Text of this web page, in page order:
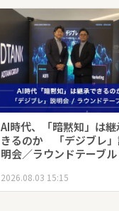
教育
エ
スポ
地域
キー
AI時代、「暗黙知」は継
きるのか 「デジブレ
明会／ラウンドテーブル
2026.08.03 15:15